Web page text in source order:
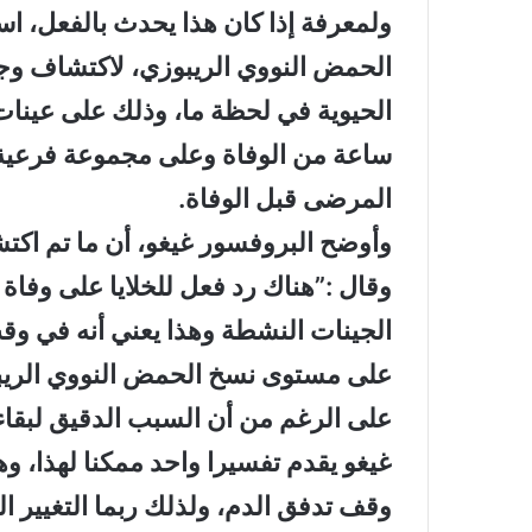
ولمعرفة إذا كان هذا يحدث بالفعل،
الحمض النووي الريبوزي، لاكتشاف
ساعة من الوفاة وعلى مجموعة
المرضى قبل الوفاة.
وأوضح البروفسور غيغو، أن ما تم
وقال :”هناك رد فعل للخلايا على
الجينات النشطة وهذا يعني أنه في
على مستوى نسخ الحمض النووي
على الرغم من أن السبب الدقيق
غيغو يقدم تفسيرا واحد ممكنا لهذا،
وقف تدفق الدم، ولذلك ربما